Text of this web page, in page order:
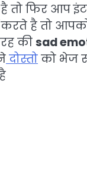
तो फिर आप
करते है तो
कीsad
दोस्तोको भेज